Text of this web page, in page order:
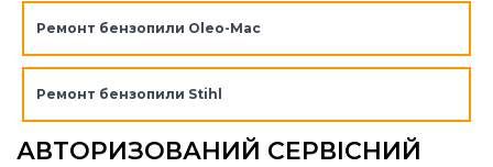
Ремонт бензопили Oleo-Mac
Ремонт бензопили Stihl
АВТОРИЗОВАНИЙ СЕРВІСНИЙ